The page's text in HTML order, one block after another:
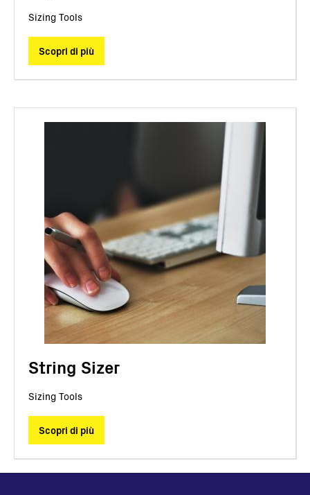
Sizing Tools
Scopri di più
String Sizer
Sizing Tools
Scopri di più